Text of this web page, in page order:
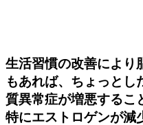
生活習慣の改善により
もあれば、ちょっとし
質異常症が増悪するこ
特にエストロゲンが減